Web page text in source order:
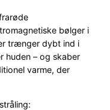
bølger i
trænger dybt ind i
huden – og skaber
varme, der